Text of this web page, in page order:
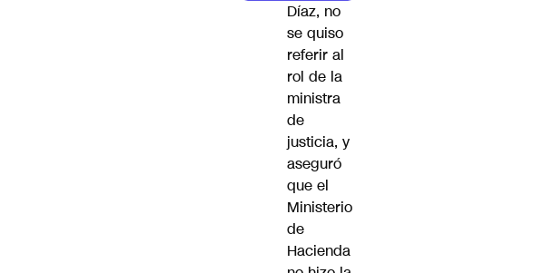
Díaz, no
se quiso
referir al
rol de la
ministra
de
justicia, y
aseguró
que el
Ministerio
de
Hacienda